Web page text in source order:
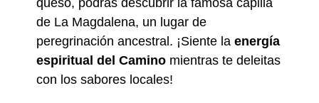
queso, podrás descubrir la famosa capilla
de La Magdalena, un lugar de
peregrinación ancestral. ¡Siente la energía
espiritual del Camino mientras te deleitas
con los sabores locales!